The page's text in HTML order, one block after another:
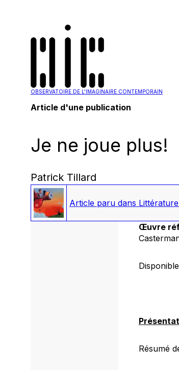
OBSERVATOIRE DE L'IMAGINAIRE CONTEMPORAIN
Article d'une publication
Je ne joue plus!
Patrick Tillard
Article paru dans
Œuvre
Résumé